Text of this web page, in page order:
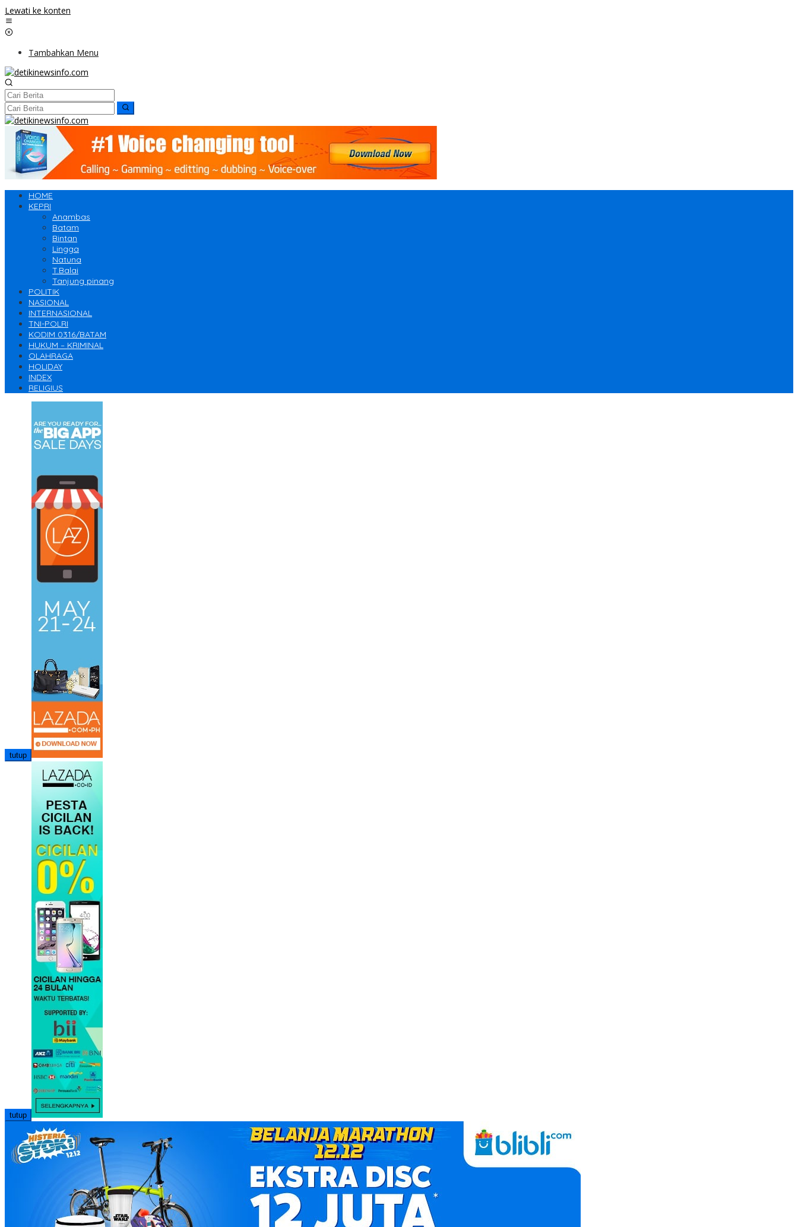
Lewati ke konten
Tambahkan Menu
HOME
KEPRI
Anambas
Batam
Bintan
Lingga
Natuna
T.Balai
Tanjung pinang
POLITIK
NASIONAL
INTERNASIONAL
TNI-POLRI
KODIM 0316/BATAM
HUKUM – KRIMINAL
OLAHRAGA
HOLIDAY
INDEX
RELIGIUS
tutup
tutup